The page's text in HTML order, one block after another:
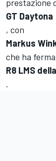
prestazione
GT Daytona
, con
Markus
che ha
R8 LMS
.